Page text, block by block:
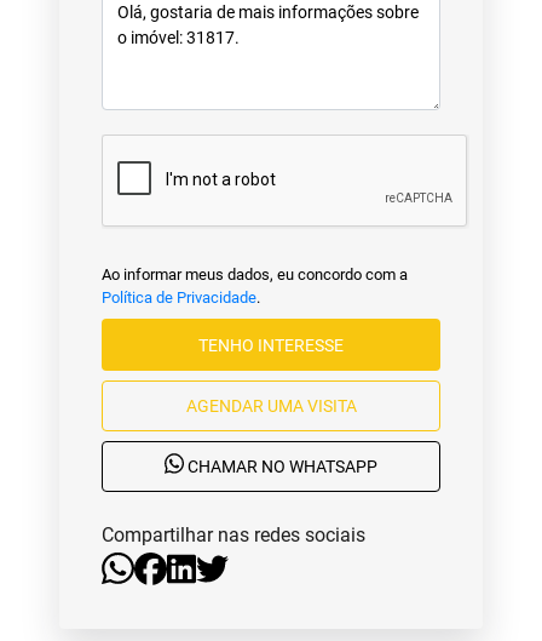
Ao informar meus dados, eu concordo com a
Política de Privacidade.
TENHO INTERESSE
AGENDAR UMA VISITA
CHAMAR NO WHATSAPP
Compartilhar nas redes sociais